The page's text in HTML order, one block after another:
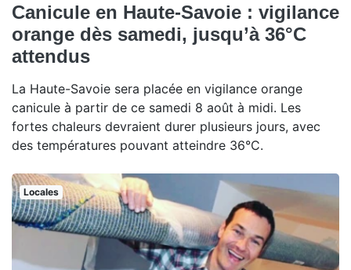
Canicule en Haute-Savoie : vigilance
orange dès samedi, jusqu’à 36°C
attendus
La Haute-Savoie sera placée en vigilance orange
canicule à partir de ce samedi 8 août à midi. Les
fortes chaleurs devraient durer plusieurs jours, avec
des températures pouvant atteindre 36°C.
Locales